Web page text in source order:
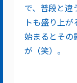
で、普段と違
トも盛り上
始まるとその
が（笑）。